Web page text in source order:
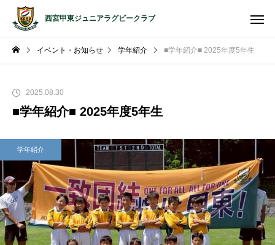
西宮甲東ジュニアラグビークラブ
イベント・お知らせ 学年紹介 ■学年紹介■ 2025年度5年生
2025.08.30
■学年紹介■ 2025年度5年生
学年紹介